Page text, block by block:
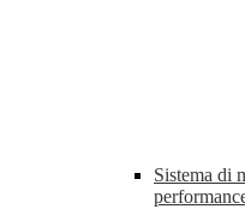
Sistema di